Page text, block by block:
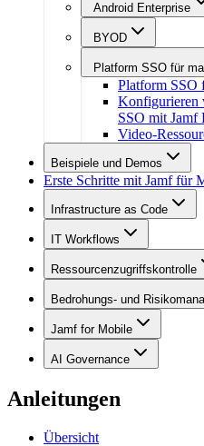
Android Enterprise
BYOD
Platform SSO für
Platform SSO
Konfigurieren
SSO mit Jamf
Video-
Beispiele und Demos
Erste Schritte mit Jamf für
Infrastructure as Code
IT Workflows
Ressourcenzugriffskontrolle
Bedrohungs- und
Jamf for Mobile
AI Governance
Anleitungen
Übersicht